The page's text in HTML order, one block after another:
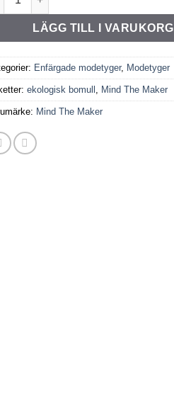
LÄGG TILL I VARUKORG
Enfärgade modetyger, Modetyger
ekologisk bomull Mind The Maker
Mind The Maker